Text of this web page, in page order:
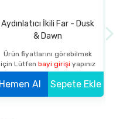
Aydınlatıcı İkili Far - Dusk
& Dawn
Ürün fiyatlarını görebilmek
için Lütfen bayi girişi yapınız
Hemen Al Sepete Ekle